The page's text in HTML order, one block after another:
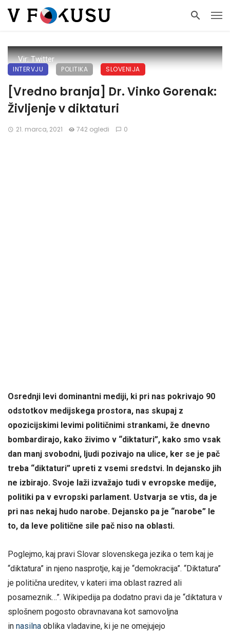
Vir: Twitter
INTERVJU POLITIKA SLOVENIJA
[Vredno branja] Dr. Vinko Gorenak:
Življenje v diktaturi
21. marca, 2021 742 ogledi 0
Osrednji levi dominantni mediji, ki pri nas pokrivajo 90
odstotkov medijskega prostora, nas skupaj z
opozicijskimi levimi političnimi strankami, že dnevno
bombardirajo, kako živimo v “diktaturi”, kako smo vsak
dan manj svobodni, ljudi pozivajo na ulice, ker se je pač
treba “diktaturi” upreti z vsemi sredstvi. In dejansko jih
ne izbirajo. Svoje laži izvažajo tudi v evropske medije,
politiki pa v evropski parlament. Ustvarja se vtis, da je
pri nas nekaj hudo narobe. Dejansko pa je “narobe” le
to, da leve politične sile pač niso na oblasti.
Poglejmo, kaj pravi Slovar slovenskega jezika o tem kaj je
“diktatura” in njeno nasprotje, kaj je “demokracija”. “Diktatura”
je politična ureditev, v kateri ima oblast razred ali
posameznik…”. Wikipedija pa dodatno pravi da je “diktatura v
splošnem pogosto obravnavana kot samovoljna
in nasilna oblika vladavine, ki je ne omejujejo